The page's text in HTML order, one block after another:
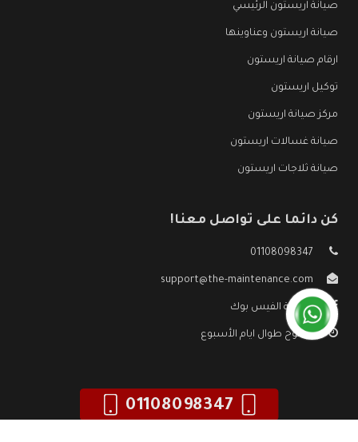
صيانة اريستون الرئيسي
صيانة اريستون وعناوينها
ارقام صيانة اريستون
توكيل اريستون
مركز صيانة اريستون
صيانة غسالات اريستون
صيانة ثلاجات اريستون
كن دائما على تواصل معنا!
01108098347
support@the-maintenance.com
صفحة الفيس بوك
مفتوح طوال ايام الأسبوع
01108098347